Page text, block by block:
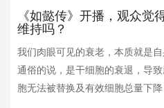
《如懿传》开播，观众觉
维持吗？
我们肉眼可见的衰老，本质就是
通俗的说，是干细胞的衰退，导
胞无法被替换及有效细胞总量下降